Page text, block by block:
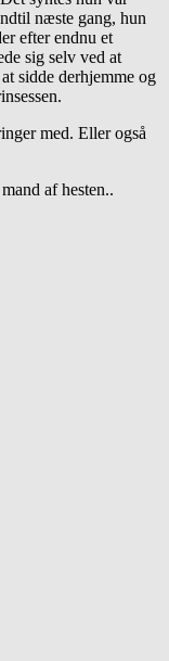
næste gang, hun
efter endnu et
sig selv ved at
sidde derhjemme og
med. Eller også
af hesten..